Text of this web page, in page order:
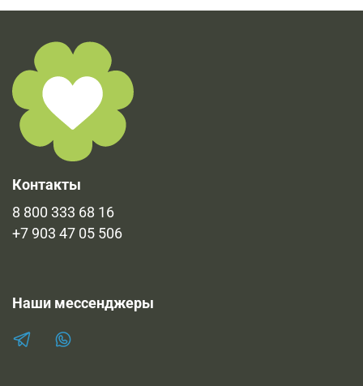
сертификации, имеются соответствующие документы.
продукции во вкладке "Документы". Остальные
имеющиеся документы в печатном виде и
предоставляются по запросу.
заранее оплачивать не нужно, оплата принимается
Контакты
8 800 333 68 16
+7 903 47 05 506
Наши мессенджеры